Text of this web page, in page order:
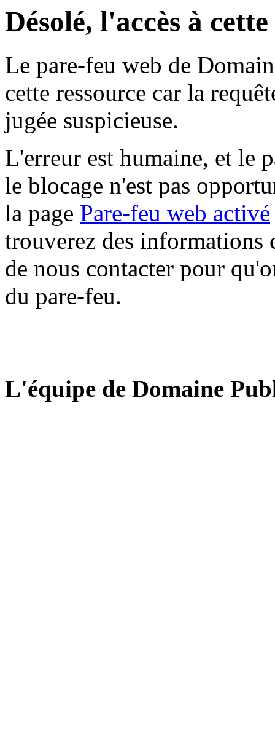
Désolé, l'accès à
Le pare-feu web de
cette ressource car la
jugée suspicieuse.
L'erreur est humaine, et le
le blocage n'est pas
la page Pare-feu web activé
trouverez des informations
de nous contacter pour
du pare-feu.
L'équipe de Domaine